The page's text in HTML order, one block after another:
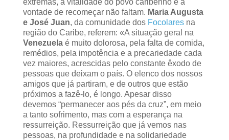
vontade de recomeçar não faltam. Maria Augusta
e José Juan, da comunidade dos Focolares na
região do Caribe, referem: «A situação geral na
Venezuelaé muito dolorosa, pela falta de comida,
remédios, pela impotência e a precariedade cada
vez maiores, acrescidas pelo constante êxodo de
pessoas que deixam o país. O elenco dos nossos
amigos que já partiram, e de outros que estão
próximos a fazê-lo, é longo. Apesar disso
devemos “permanecer aos pés da cruz”, em meio
a tanto sofrimento, mas com a esperança na
ressurreição. Ressurreição que já vemos nas
pessoas, na profundidade e na solidariedade